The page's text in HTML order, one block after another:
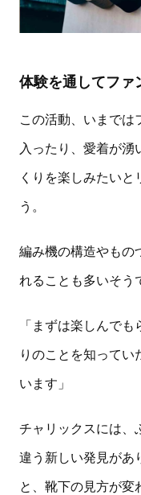
体験を通してファ
この活動、いまでは
入ったり、愛着が湧
くりを楽しみたい
う。
編み機の構造やもの
れることも多いそう
「まずは楽しんで
りのことを知ってい
います」
チャリックスには、
違う新しい発見があ
と、靴下の見方が変